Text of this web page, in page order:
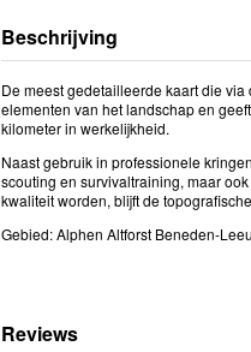
Beschrijving
De meest gedetailleerde kaart die
elementen van het landschap en
kilometer in werkelijkheid.
Naast gebruik in professionele
scouting en survivaltraining, maar
kwaliteit worden, blijft de
Gebied: Alphen Altforst Beneden-
Reviews